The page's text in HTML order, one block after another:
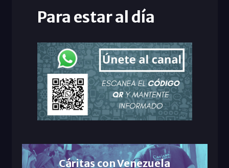
Para estar al día
Cáritas con Venezuela